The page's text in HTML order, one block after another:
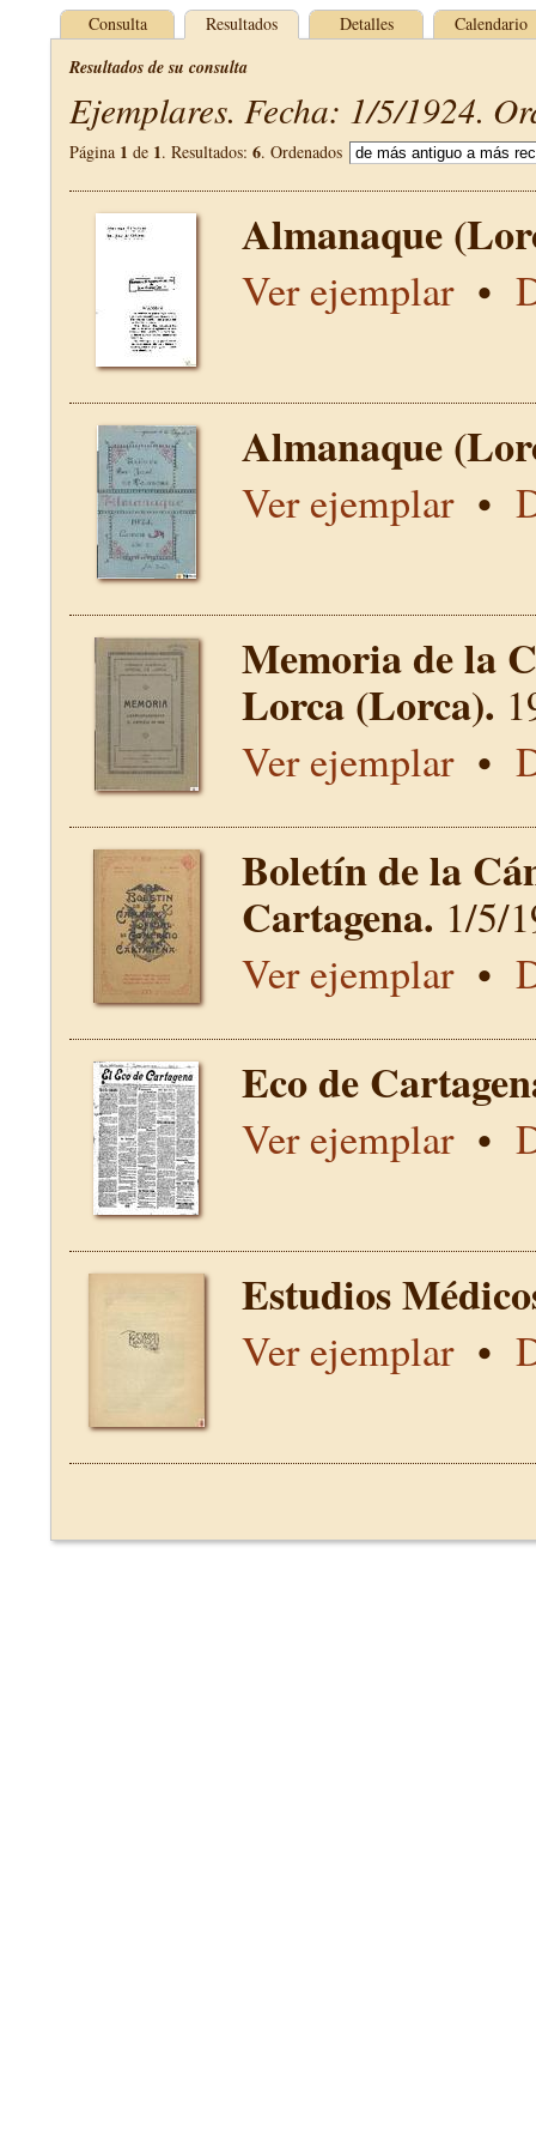
Consulta Resultados Detalles Calendario
Resultados de su consulta
Ejemplares. Fecha: 1/5/1924.
Página 1 de 1. Resultados: 6. Ordenados
Almanaque
Ver ejemplar•
Almanaque
Ver ejemplar•
Memoria de la
Lorca (Lorca).
Ver ejemplar•
Boletín de la
Cartagena. 1/5/
Ver ejemplar•
Eco de
Ver ejemplar•
Estudios
Ver ejemplar•